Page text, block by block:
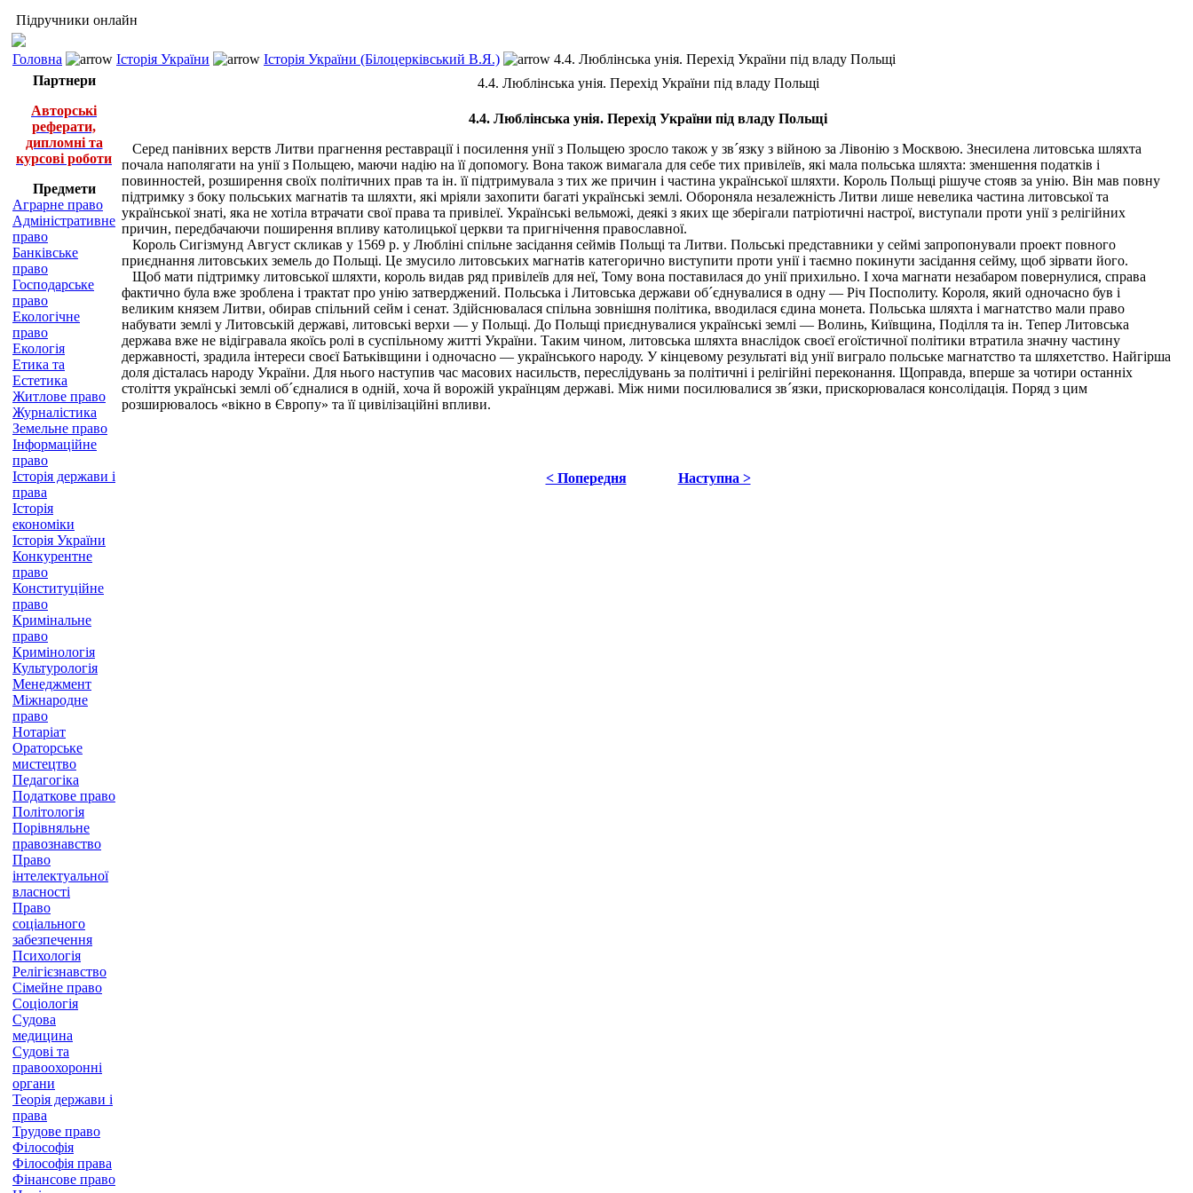
Підручники онлайн
Головна Історія України Історія України (Білоцерківський В.Я.)
4.4. Люблінська унія. Перехід України під владу Польщі
Партнери
Авторські
реферати,
дипломні та
курсові роботи
Предмети
Аграрне право
Адміністративне
право
Банківське
право
Господарське
право
Екологічне
право
Екологія
Етика та
Естетика
Житлове право
Журналістика
Земельне право
Інформаційне
право
Історія держави і
права
Історія
економіки
Історія України
Конкурентне
право
Конституційне
право
Кримінальне
право
Кримінологія
Культурологія
Менеджмент
Міжнародне
право
Нотаріат
Ораторське
мистецтво
Педагогіка
Податкове право
Політологія
Порівняльне
правознавство
Право
інтелектуальної
власності
Право
соціального
забезпечення
Психологія
Релігієзнавство
Сімейне право
Соціологія
Судова
медицина
Судові та
правоохоронні
органи
Теорія держави і
права
Трудове право
Філософія
Філософія права
Фінансове право
4.4. Люблінська унія. Перехід України під владу Польщі
4.4. Люблінська унія. Перехід України під владу Польщі
Серед панівних верств Литви прагнення реставрації і посилення унії з Польщею зросло також у зв´язку з війною за Лівонію з Москвою. Знесилена литовська шляхта
почала наполягати на унії з Польщею, маючи надію на її допомогу. Вона також вимагала для себе тих привілеїв, які мала польська шляхта: зменшення податків і
повинностей, розширення своїх політичних прав та ін. її підтримувала з тих же причин і частина української шляхти. Король Польщі рішуче стояв за унію. Він мав повну
підтримку з боку польських магнатів та шляхти, які мріяли захопити багаті українські землі. Обороняла незалежність Литви лише невелика частина литовської та
української знаті, яка не хотіла втрачати свої права та привілеї. Українські вельможі, деякі з яких ще зберігали патріотичні настрої, виступали проти унії з релігійних
причин, передбачаючи поширення впливу католицької церкви та пригнічення православної.
Король Сигізмунд Август скликав у 1569 р. у Любліні спільне засідання сеймів Польщі та Литви. Польські представники у сеймі запропонували проект повного
приєднання литовських земель до Польщі. Це змусило литовських магнатів категорично виступити проти унії і таємно покинути засідання сейму, щоб зірвати його.
Щоб мати підтримку литовської шляхти, король видав ряд привілеїв для неї, Тому вона поставилася до унії прихильно. І хоча магнати незабаром повернулися, справа
фактично була вже зроблена і трактат про унію затверджений. Польська і Литовська держави об´єднувалися в одну — Річ Посполиту. Короля, який одночасно був і
великим князем Литви, обирав спільний сейм і сенат. Здійснювалася спільна зовнішня політика, вводилася єдина монета. Польська шляхта і магнатство мали право
набувати землі у Литовській державі, литовські верхи — у Польщі. До Польщі приєднувалися українські землі — Волинь, Київщина, Поділля та ін. Тепер Литовська
держава вже не відігравала якоїсь ролі в суспільному житті України. Таким чином, литовська шляхта внаслідок своєї егоїстичної політики втратила значну частину
державності, зрадила інтереси своєї Батьківщини і одночасно — українського народу. У кінцевому результаті від унії виграло польське магнатство та шляхетство. Найгірша
доля дісталась народу України. Для нього наступив час масових насильств, переслідувань за політичні і релігійні переконання. Щоправда, вперше за чотири останніх
століття українські землі об´єдналися в одній, хоча й ворожій українцям державі. Між ними посилювалися зв´язки, прискорювалася консолідація. Поряд з цим
розширювалось «вікно в Європу» та її цивілізаційні впливи.
< Попередня Наступна >